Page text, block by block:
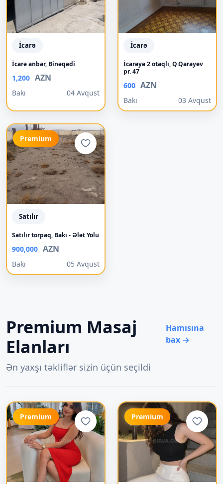
İcarə
İcarə anbar, Binəqədi
1,200 AZN
Bakı 04 Avqust
İcarə
İcarəyə 2 otaqlı, Q.Qarayev
pr. 47
600 AZN
Bakı 03 Avqust
Premium
Satılır
Satılır torpaq, Bakı - Ələt Yolu
900,000 AZN
Bakı 05 Avqust
Premium Masaj
Elanları
Ən yaxşı təkliflər sizin üçün seçildi
Hamısına
bax →
Premium Premium